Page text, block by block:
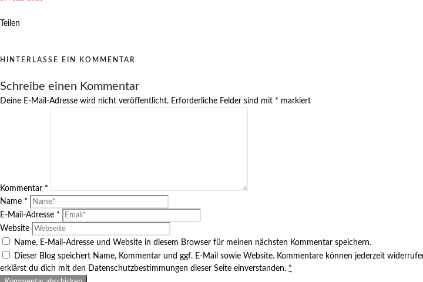
Teilen
HINTERLASSE EIN KOMMENTAR
Schreibe einen Kommentar
Deine E-Mail-Adresse wird nicht veröffentlicht. Erforderliche Felder sind mit * markiert
Kommentar *
Name *
E-Mail-Adresse *
Website
Name, E-Mail-Adresse und Website in diesem Browser für meinen nächsten Kommentar speichern.
Dieser Blog speichert Name, Kommentar und ggf. E-Mail sowie Website. Kommentare können jederzeit
erklärst du dich mit den Datenschutzbestimmungen dieser Seite einverstanden. *